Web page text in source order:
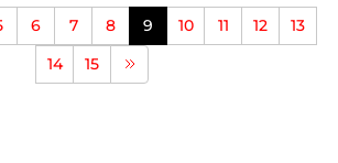
6 7 8 9 10 11 12
13
14
15